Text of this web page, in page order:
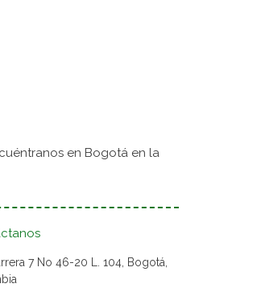
en Bogotá en la
7 No 46-20 L. 104, Bogotá,